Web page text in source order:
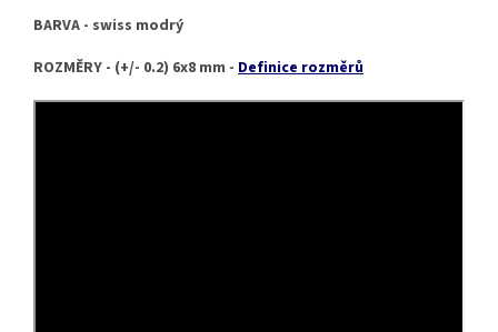
BARVA - swiss modrý
ROZMĚRY - (+/- 0.2) 6x8 mm - Definice rozměrů